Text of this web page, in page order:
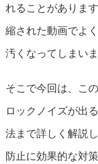
れることがありま
縮された動画でよ
汚くなってしまいま
そこで今回は、こ
ロックノイズが出
法まで詳しく解説
防止に効果的な対